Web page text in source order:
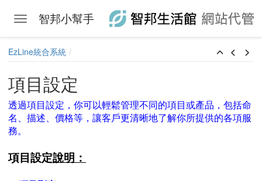
Toggle navigation
智邦小幫手
EzLine統合系統
項目設定
透過項目設定，你可以輕鬆管理不同的項目或產品，包括命
名、描述、價格等，讓客戶更清晰地了解你所提供的各項服
務。
項目設定說明：